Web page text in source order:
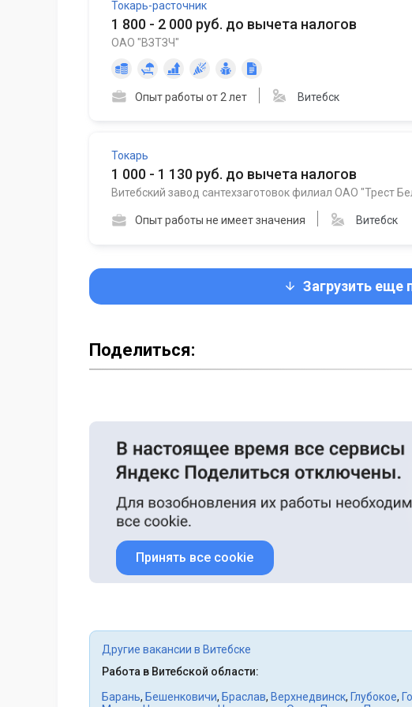
Токарь-расточник
1 800 - 2 000 руб. до вычета налогов
ОАО "ВЗТЗЧ"
Опыт работы от 2 лет Витебск
Токарь
1 000 - 1 130 руб. до вычета налогов
Витебский завод сантехзаготовок филиал ОАО "Трест
Опыт работы не имеет значения Витебск
Загрузить еще
Поделиться:
Принять все cookie
Другие вакансии в Витебске
Работа в Витебской области:
Барань, Бешенковичи, Браслав, Верхнедвинск, Глубокое,